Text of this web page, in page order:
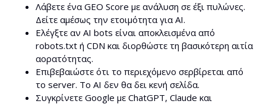
Λάβετε ένα GEO Score με ανάλυση σε έξι πυλώνες.
Δείτε αμέσως την ετοιμότητα για AI.
Ελέγξτε αν AI bots είναι αποκλεισμένα από
robots.txt ή CDN και διορθώστε τη βασικότερη αιτία
αορατότητας.
Επιβεβαιώστε ότι το περιεχόμενο σερβίρεται από
το server. Το AI δεν θα δει κενή σελίδα.
Συγκρίνετε Google με ChatGPT, Claude και